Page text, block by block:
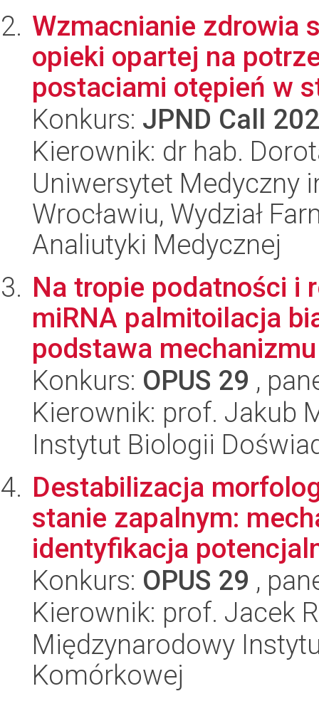
Wzmacnianie zdrowia
opieki opartej na
postaciami otępień w
Konkurs: JPND Call
Kierownik: dr hab.
Uniwersytet Medyczny
Wrocławiu, Wydział
Analiutyki Medycznej
Na tropie podatności i
miRNA palmitoilacja
podstawa
Konkurs: OPUS 29 ,
Kierownik: prof. Jakub
Instytut Biologii
Destabilizacja
stanie zapalnym:
identyfikacja
Konkurs: OPUS 29 ,
Kierownik: prof. Jacek
Międzynarodowy
Komórkowej